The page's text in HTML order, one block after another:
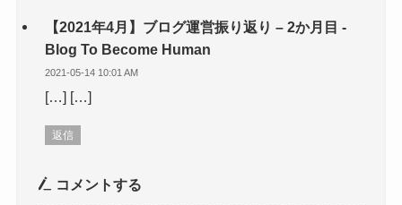
【2021年4月】ブログ運営振り返り – 2か月目 -
Blog To Become Human
2021-05-14 10:01 AM
[…] […]
返信
コメントする